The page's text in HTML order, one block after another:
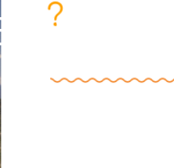
on ne peut pas
pour quelques
constitué non
à des milliers de